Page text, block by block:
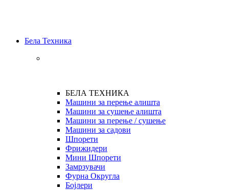
Бела Техника
БЕЛА ТЕХНИКА
Машини за перење алишта
Машини за сушење алишта
Машини за перење / сушење
Машини за садови
Шпорети
Фрижидери
Мини Шпорети
Замрзувачи
Фурна Округла
Бојлери